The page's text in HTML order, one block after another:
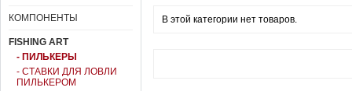
КОМПОНЕНТЫ
FISHING ART
- ПИЛЬКЕРЫ
- СТАВКИ ДЛЯ ЛОВЛИ
ПИЛЬКЕРОМ
В этой категории нет товаров.